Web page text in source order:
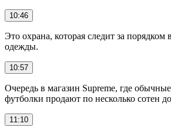
10:46
Это охрана, которая следит за порядком
одежды.
10:57
Очередь в магазин Supreme, где
футболки продают по несколько сотен
11:10